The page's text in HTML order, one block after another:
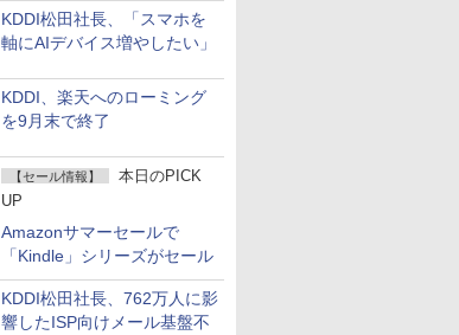
KDDI松田社長、「スマホを
軸にAIデバイス増やしたい」
KDDI、楽天へのローミング
を9月末で終了
【セール情報】
本日のPICK
UP
Amazonサマーセールで
「Kindle」シリーズがセール
KDDI松田社長、762万人に影
響したISP向けメール基盤不